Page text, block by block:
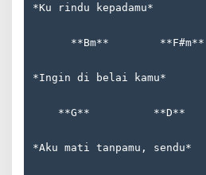
*Ku rindu kepadamu*
**Bm**
*Ingin di belai kamu*
**G**          **D**
*Aku mati tanpamu, sendu*